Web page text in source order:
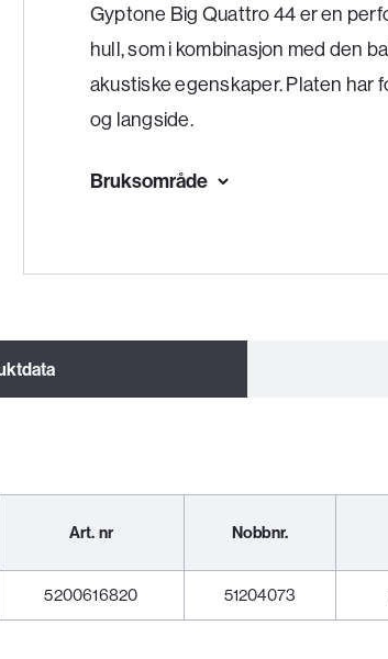
Gyptone Big Quattro 44 er en
hull, som i kombinasjon med den
akustiske egenskaper. Platen har
og langside.
Bruksområde
Art. nr Nobbnr.
5200616820 51204073